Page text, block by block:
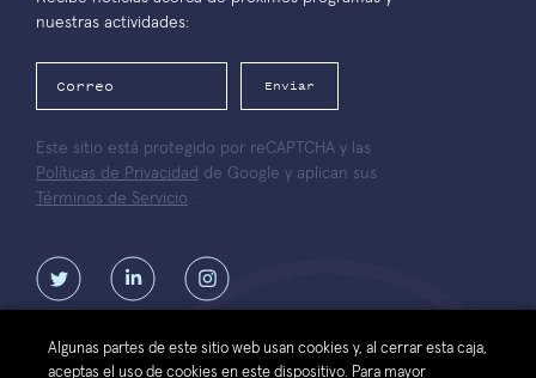
nuestras actividades:
Enviar
Este sitio está protegido por reCAPTCHA y las
Políticas de Privacidad de Google y aplican sus
Términos de Servicio
Algunas partes de este sitio web usan cookies y, al cerrar esta caja,
aceptas el uso de cookies en este dispositivo. Para mayor